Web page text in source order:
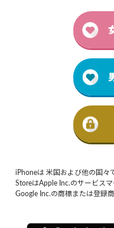
iPhoneは 米国および他の国々
StoreはApple Inc.のサービス
Google Inc.の商標または登録商